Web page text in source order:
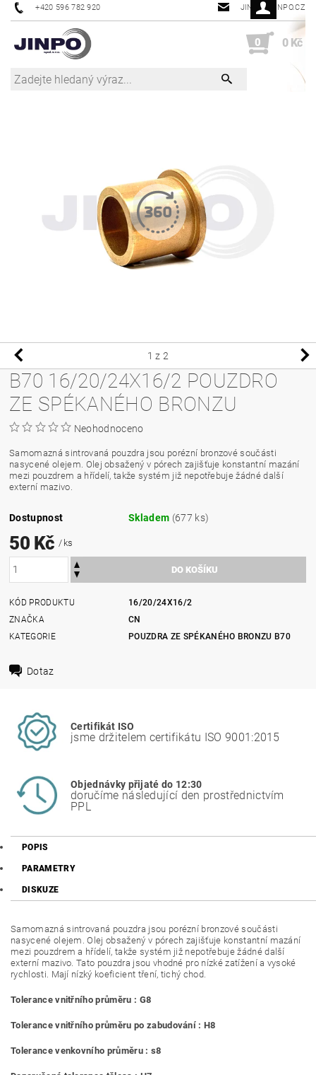
+420 596 782 920 JINPO@JINPO.CZ
0 0 Kč
1 z 2
B70 16/20/24X16/2 POUZDRO
ZE SPÉKANÉHO BRONZU
Neohodnoceno
Samomazná sintrovaná pouzdra jsou porézní bronzové součásti
nasycené olejem. Olej obsažený v pórech zajišťuje konstantní mazání
mezi pouzdrem a hřídelí, takže systém již nepotřebuje žádné další
externí mazivo.
Dostupnost Skladem (677 ks)
50 Kč/ ks
KÓD PRODUKTU
16/20/24X16/2
ZNAČKA
CN
KATEGORIE
POUZDRA ZE SPÉKANÉHO BRONZU B70
Dotaz
Certifikát ISO
jsme držitelem certifikátu ISO 9001:2015
Objednávky přijaté do 12:30
doručíme následující den prostřednictvím
PPL
POPIS
PARAMETRY
DISKUZE
Samomazná sintrovaná pouzdra jsou porézní bronzové součásti
nasycené olejem. Olej obsažený v pórech zajišťuje konstantní mazání
mezi pouzdrem a hřídelí, takže systém již nepotřebuje žádné další
externí mazivo. Tato pouzdra jsou vhodné pro nízké zatížení a vysoké
rychlosti. Mají nízký koeficient tření, tichý chod.
Tolerance vnitřního průměru : G8
Tolerance vnitřního průměru po zabudování : H8
Tolerance venkovního průměru : s8